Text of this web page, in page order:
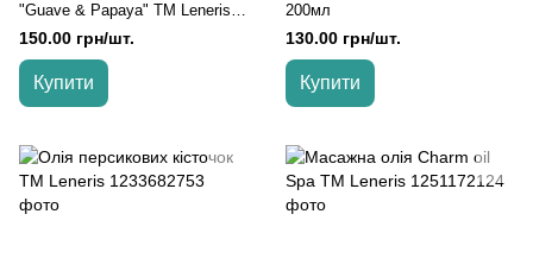
"Guave & Papaya" TM Leneris,
200мл
150.00 грн/шт.
Купити
200мл
130.00 грн/шт.
Купити